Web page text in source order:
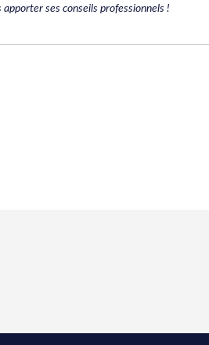
ses conseils professionnels !